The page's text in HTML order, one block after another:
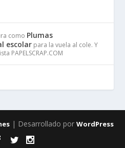
como Plumas
escolar para la vuela al cole. Y
PAPELSCRAP.COM
| Desarrollado por WordPress